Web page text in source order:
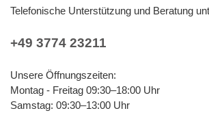
Telefonische Unterstützung und Beratung
+49 3774 23211
Unsere Öffnungszeiten:
Montag - Freitag 09:30–18:00 Uhr
Samstag: 09:30–13:00 Uhr